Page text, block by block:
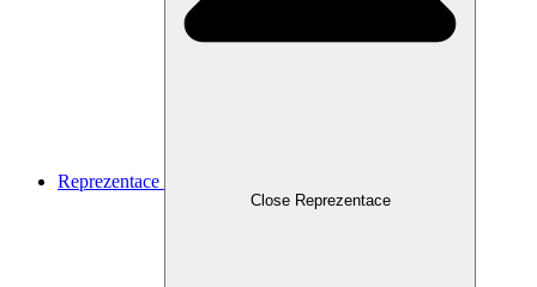
Reprezentace
Close Reprezentace